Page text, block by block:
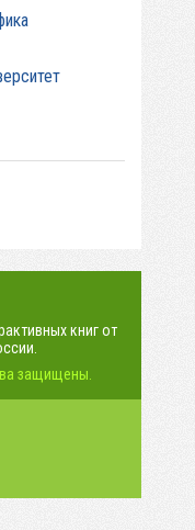
книг от
защищены.